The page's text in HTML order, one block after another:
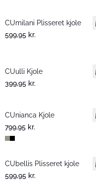
Nyhed
CUmilani Plisseret kjole
599,95 kr.
Nyhed
CUulli Kjole
399,95 kr.
Nyhed
CUnianca Kjole
799,95 kr.
Nyhed
CUbellis Plisseret kjole
599,95 kr.